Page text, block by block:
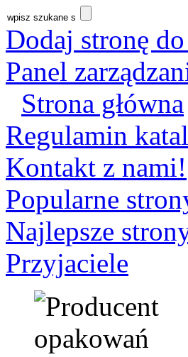
Dodaj stronę
Panel
Strona główna
Regulamin
Kontakt z nami!
Popularne
Najlepsze
Przyjaciele